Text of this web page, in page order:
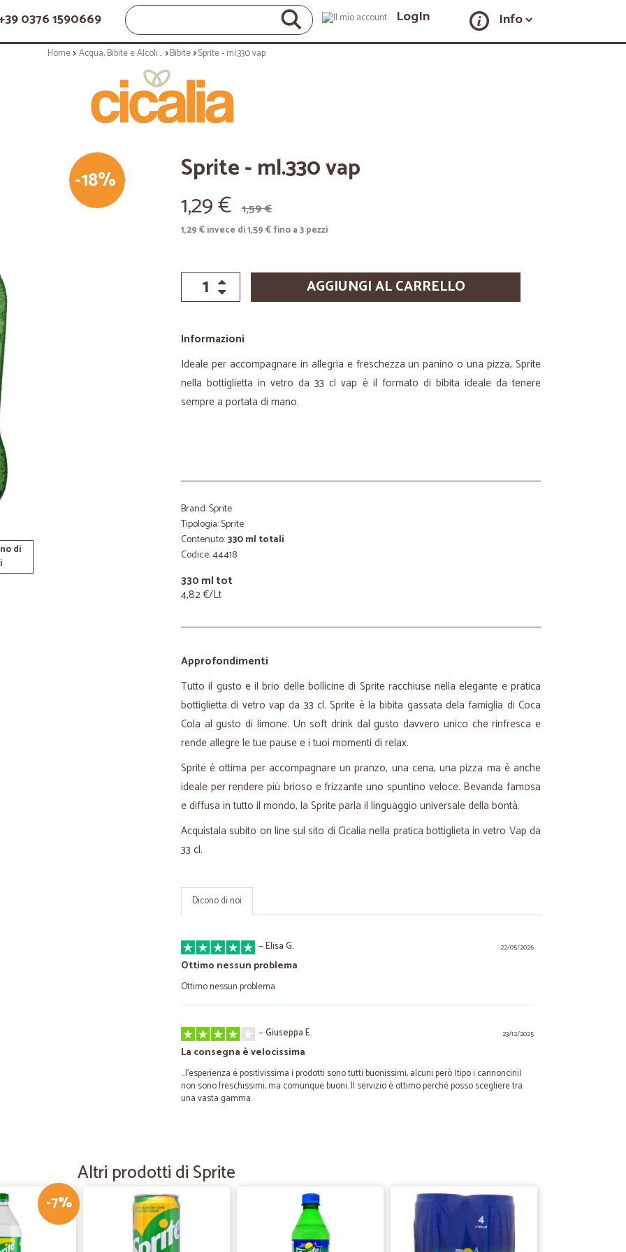
0376 1590669 LogIn Info
Home Acqua, Bibite e Alcolici Bibite Sprite - ml.330 vap
-18%
di
Sprite - ml.330 vap
1,29 € 1,59 €
1,29 € invece di 1,59 € fino a 3 pezzi
AGGIUNGI AL CARRELLO
Informazioni
Ideale per accompagnare in allegria e freschezza un panino o una pizza, Sprite
nella bottiglietta in vetro da 33 cl vap è il formato di bibita ideale da tenere
sempre a portata di mano.
Brand: Sprite
Tipologia: Sprite
Contenuto:330 ml totali
Codice: 44418
330 ml tot
4,82 €/Lt
Approfondimenti
Tutto il gusto e il brio delle bollicine di Sprite racchiuse nella elegante e pratica
bottiglietta di vetro vap da 33 cl. Sprite è la bibita gassata dela famiglia di Coca
Cola al gusto di limone. Un soft drink dal gusto davvero unico che rinfresca e
rende allegre le tue pause e i tuoi momenti di relax.
Sprite è ottima per accompagnare un pranzo, una cena, una pizza ma è anche
ideale per rendere più brioso e frizzante uno spuntino veloce. Bevanda famosa
e diffusa in tutto il mondo, la Sprite parla il linguaggio universale della bontà.
Acquistala subito on line sul sito di Cicalia nella pratica bottiglieta in vetro Vap da
33 cl.
Dicono di noi
22/05/2026
—Elisa G.
Ottimo nessun problema
Ottimo nessun problema
23/12/2025
—Giuseppa E.
La consegna è velocissima
...l'esperienza è positivissima i prodotti sono tutti buonissimi, alcuni però (tipo i cannoncini)
non sono freschissimi, ma comunque buoni. Il servizio è ottimo perchè posso scegliere tra
una vasta gamma.
Buon prodotto
Il prodotto lo avevo già utilizzato ed è conforme all'ordine e con data di scadenza molto
posticipata. La merce risulta ben confezionata e l'imballo adeguato. La spedizione un po' più
lunga del previsto; comunque complessivamente soddisfatto. Venditore promosso.
Altri prodotti di Sprite
-7%